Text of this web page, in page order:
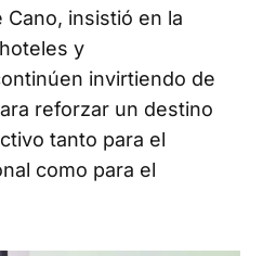
insistió en la
y
invirtiendo de
reforzar un destino
tanto para el
como para el